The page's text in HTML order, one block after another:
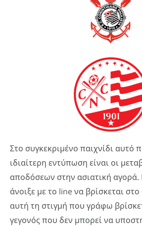
Στο συγκεκριμένο παιχνίδι αυτό
ιδιαίτερη εντύπωση είναι οι
αποδόσεων στην ασιατική αγορά.
άνοιξε με το line να βρίσκεται
αυτή τη στιγμή που γράφω
γεγονός που δεν μπορεί να